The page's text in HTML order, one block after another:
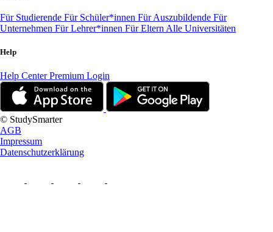
Für Studierende Für Schüler*innen Für Auszubildende Für
Unternehmen Für Lehrer*innen Für Eltern Alle Universitäten
Help
Help CenterPremium Login
© StudySmarter
AGB
Impressum
Datenschutzerklärung